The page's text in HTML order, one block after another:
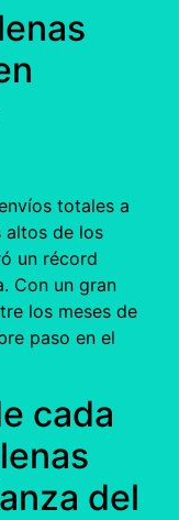
totales a
altos de los
un récord
Con un gran
los meses de
paso en el
cada
del